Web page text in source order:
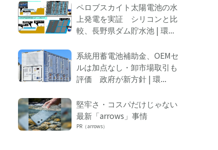
ペロブスカイト太陽電池の水
上発電を実証 シリコンと比
較、長野県ダム貯水池 | 環...
系統用蓄電池補助金、OEMセ
ルは加点なし・卸市場取引も
評価 政府が新方針 | 環...
堅牢さ・コスパだけじゃない
最新「arrows」事情
PR（arrows）